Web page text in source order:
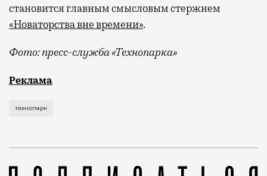
становится главным смысловым стержнем
«Новаторства вне времени».
Фото: пресс-служба «Технопарка»
Рекламные кампании техники редко выходят за
Реклама
технопарк